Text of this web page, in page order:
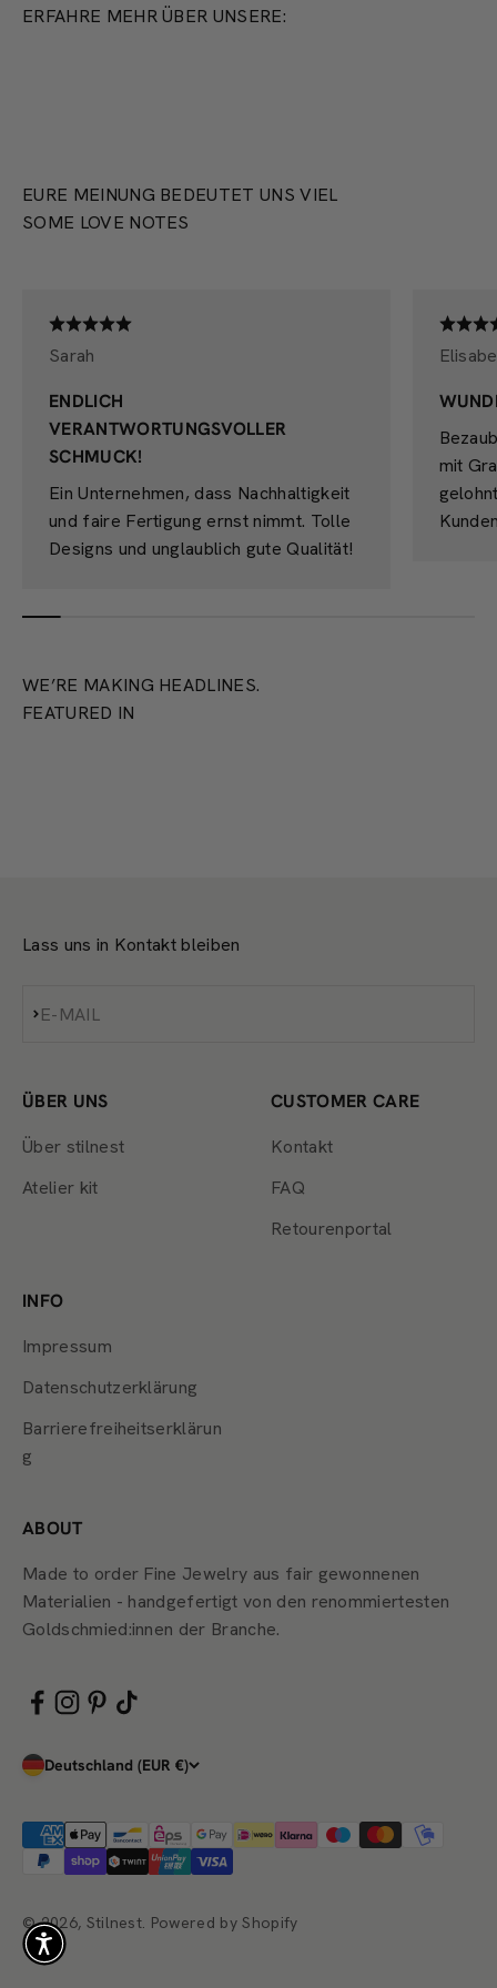
ERFAHRE MEHR ÜBER UNSERE:
EURE MEINUNG BEDEUTET UNS VIEL
SOME LOVE NOTES
Sarah
ENDLICH
VERANTWORTUNGSVOLLER
SCHMUCK!
Ein Unternehmen, dass Nachhaltigkeit
und faire Fertigung ernst nimmt. Tolle
Designs und unglaublich gute Qualität!
mit
WE’RE MAKING HEADLINES.
FEATURED IN
Lass uns in Kontakt bleiben
E-MAIL
Abonnieren
ÜBER UNS
Über stilnest
Atelier kit
CUSTOMER CARE
Kontakt
FAQ
Retourenportal
INFO
Impressum
Datenschutzerklärung
Barrierefreiheitserklärun
g
ABOUT
Made to order Fine Jewelry aus fair gewonnenen
Materialien - handgefertigt von den renommiertesten
Goldschmied:innen der Branche.
Deutschland (EUR €)
© 2026, Stilnest. Powered by Shopify